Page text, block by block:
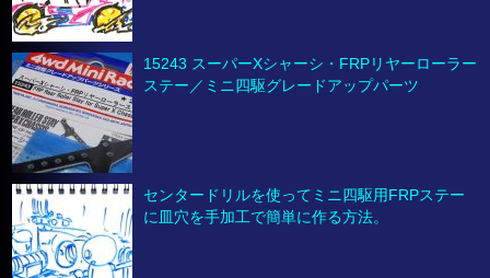
15243 スーパーXシャーシ・FRPリヤーローラー
ステー／ミニ四駆グレードアップパーツ
センタードリルを使ってミニ四駆用FRPステー
に皿穴を手加工で簡単に作る方法。